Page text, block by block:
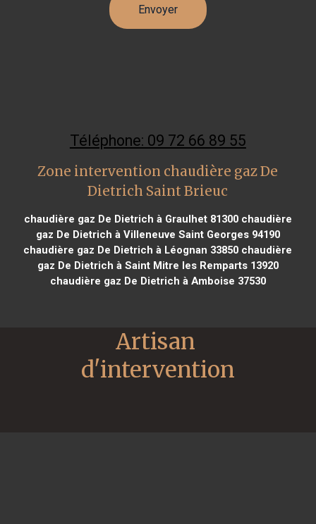
Téléphone: 09 72 66 89 55
Zone intervention chaudière gaz De
Dietrich Saint Brieuc
chaudière gaz De Dietrich à Graulhet 81300chaudière
gaz De Dietrich à Villeneuve Saint Georges 94190
chaudière gaz De Dietrich à Léognan 33850 chaudière
gaz De Dietrich à Saint Mitre les Remparts 13920
chaudière gaz De Dietrich à Amboise 37530
Artisan
d'intervention